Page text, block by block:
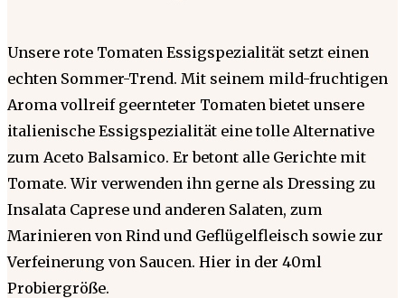
Unsere rote Tomaten Essigspezialität setzt einen
echten Sommer-Trend. Mit seinem mild-fruchtigen
Aroma vollreif geernteter Tomaten bietet unsere
italienische Essigspezialität eine tolle Alternative
zum Aceto Balsamico. Er betont alle Gerichte mit
Tomate. Wir verwenden ihn gerne als Dressing zu
Insalata Caprese und anderen Salaten, zum
Marinieren von Rind und Geflügelfleisch sowie zur
Verfeinerung von Saucen. Hier in der 40ml
Probiergröße.